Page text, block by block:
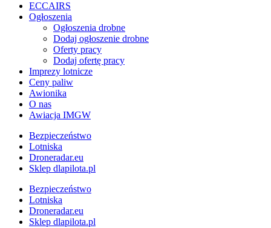
ECCAIRS
Ogłoszenia
Ogłoszenia drobne
Dodaj ogłoszenie drobne
Oferty pracy
Dodaj ofertę pracy
Imprezy lotnicze
Ceny paliw
Awionika
O nas
Awiacja IMGW
Bezpieczeństwo
Lotniska
Droneradar.eu
Sklep dlapilota.pl
Bezpieczeństwo
Lotniska
Droneradar.eu
Sklep dlapilota.pl